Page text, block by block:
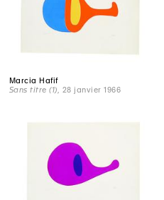
Marcia Hafif
Sans titre (1) , 28 janvier 1966